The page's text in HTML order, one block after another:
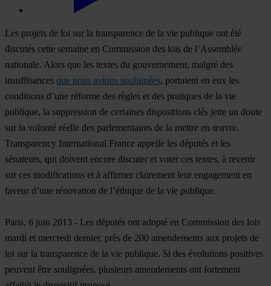
Les projets de loi sur la transparence de la vie publique ont été
discutés cette semaine en Commission des lois de l’Assemblée
nationale. Alors que les textes du gouvernement, malgré des
insuffisances que nous avions soulignées, portaient en eux les
conditions d’une réforme des règles et des pratiques de la vie
publique, la suppression de certaines dispositions clés jette un doute
sur la volonté réelle des parlementaires de la mettre en œuvre.
Transparency International France appelle les députés et les
sénateurs, qui doivent encore discuter et voter ces textes, à revenir
sur ces modifications et à affirmer clairement leur engagement en
faveur d’une rénovation de l’éthique de la vie publique.
Paris, 6 juin 2013 - Les députés ont adopté en Commission des lois
mardi et mercredi dernier, près de 200 amendements aux projets de
loi sur la transparence de la vie publique. Si des évolutions positives
peuvent être soulignées, plusieurs amendements ont fortement